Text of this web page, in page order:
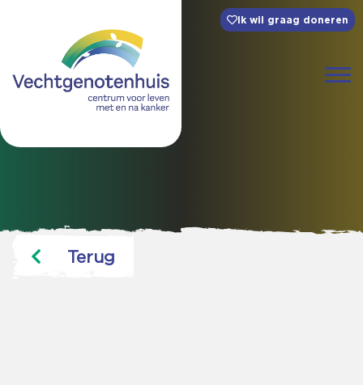
Ik wil graag doneren
Terug